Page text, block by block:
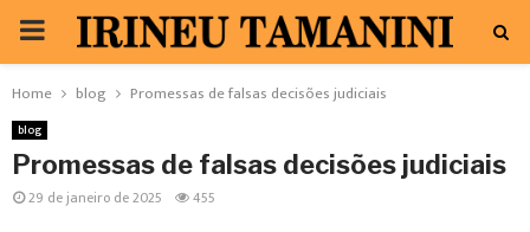
PRIMARY
MENU
Home blog Promessas de falsas decisões judiciais
blog
Promessas de falsas decisões judiciais
29 de janeiro de 2025 455